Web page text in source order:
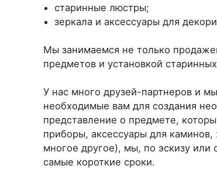
старинные люстры;
зеркала и аксессуары для
Мы занимаемся не только
предметов и установкой
У нас много друзей-партнеров и
необходимые вам для создания
представление о предмете,
приборы, аксессуары для
многое другое), мы, по эскизу или
самые короткие сроки.